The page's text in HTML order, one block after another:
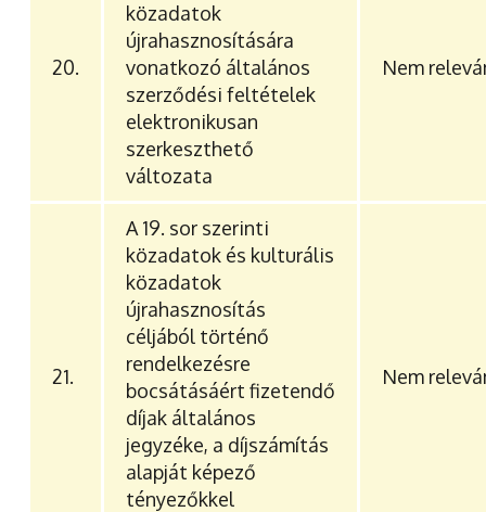
20.
közadatok
újrahasznosítására
vonatkozó általános
szerződési feltételek
elektronikusan
szerkeszthető
változata
Nem
21.
A 19. sor szerinti
közadatok és kulturális
közadatok
újrahasznosítás
céljából történő
rendelkezésre
bocsátásáért fizetendő
díjak általános
jegyzéke, a díjszámítás
alapját képező
tényezőkkel
Nem